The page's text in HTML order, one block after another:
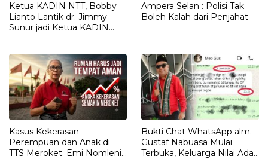
Ketua KADIN NTT, Bobby
Lianto Lantik dr. Jimmy
Sunur jadi Ketua KADIN
Ampera Selan : Polisi Tak
Boleh Kalah dari Penjahat
Kasus Kekerasan
Perempuan dan Anak di
TTS Meroket. Emi Nomleni :
Bukti Chat WhatsApp alm.
Gustaf Nabuasa Mulai
Terbuka, Keluarga Nilai Ada